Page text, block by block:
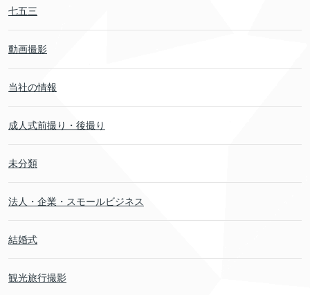
七五三
動画撮影
当社の情報
成人式前撮り・後撮り
未分類
法人・企業・スモールビジネス
結婚式
観光旅行撮影